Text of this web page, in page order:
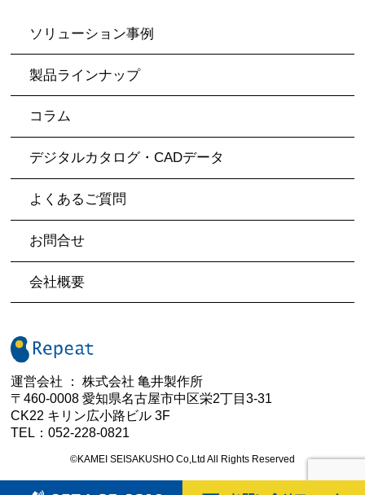
ソリューション事例
製品ラインナップ
コラム
デジタルカタログ・CADデータ
よくあるご質問
お問合せ
会社概要
運営会社 ： 株式会社 亀井製作所
〒460-0008 愛知県名古屋市中区栄2丁目3-31
CK22 キリン広小路ビル 3F
TEL：052-228-0821
©KAMEI SEISAKUSHO Co,Ltd All Rights Reserved